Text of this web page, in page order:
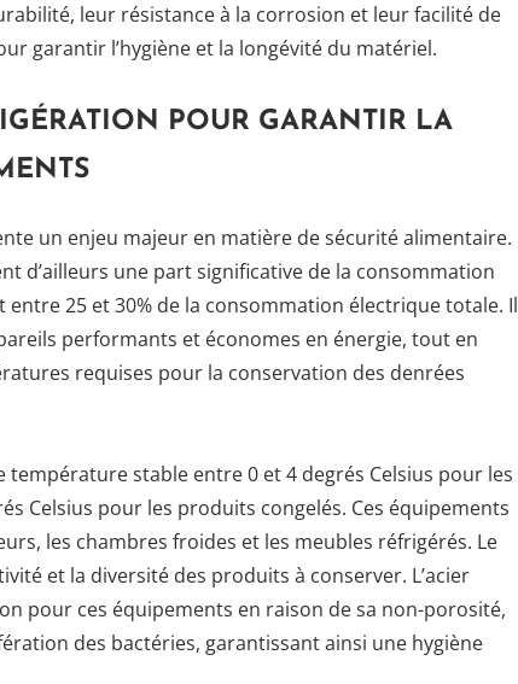
leur résistance à la corrosion et leur facilité de
garantir l’hygiène et la longévité du matériel.
POUR GARANTIR LA
un enjeu majeur en matière de sécurité alimentaire.
d’ailleurs une part significative de la consommation
25 et 30% de la consommation électrique totale. Il
performants et économes en énergie, tout en
requises pour la conservation des denrées
stable entre 0 et 4 degrés Celsius pour les
Celsius pour les produits congelés. Ces équipements
les chambres froides et les meubles réfrigérés. Le
et la diversité des produits à conserver. L’acier
pour ces équipements en raison de sa non-porosité,
des bactéries, garantissant ainsi une hygiène